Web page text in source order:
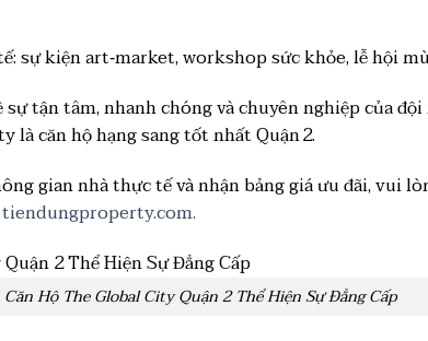
sự kiện art‑market, workshop sức khỏe, lễ hội
tận tâm, nhanh chóng và chuyên nghiệp của
là căn hộ hạng sang tốt nhất Quận 2.
gian nhà thực tế và nhận bảng giá ưu đãi, vui
tiendungproperty.com.
Căn Hộ The Global City Quận 2 Thể Hiện Sự Đẳng Cấp